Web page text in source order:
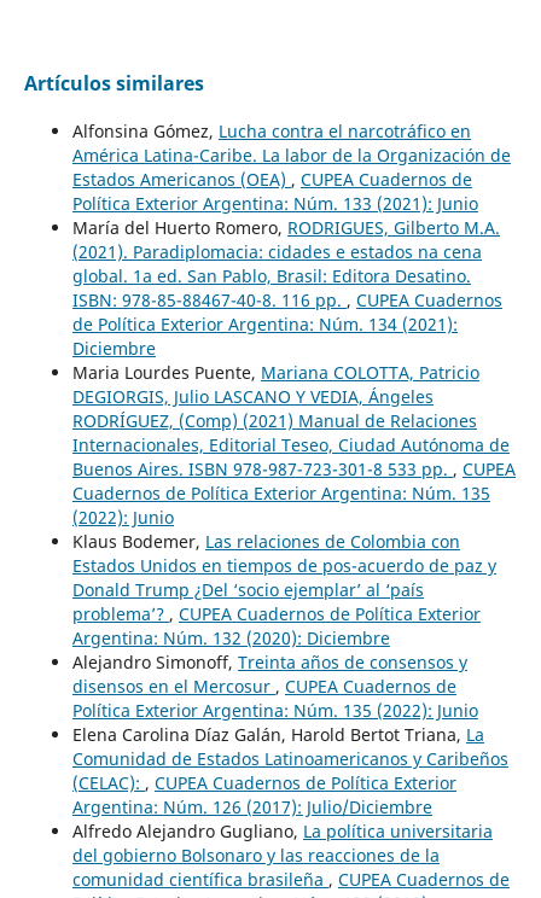
Artículos similares
Alfonsina Gómez, Lucha contra el narcotráfico en
América Latina-Caribe. La labor de la Organización de
Estados Americanos (OEA) , CUPEA Cuadernos de
Política Exterior Argentina: Núm. 133 (2021): Junio
María del Huerto Romero, RODRIGUES, Gilberto M.A.
(2021). Paradiplomacia: cidades e estados na cena
global. 1a ed. San Pablo, Brasil: Editora Desatino.
ISBN: 978-85-88467-40-8. 116 pp. , CUPEA Cuadernos
de Política Exterior Argentina: Núm. 134 (2021):
Diciembre
Maria Lourdes Puente, Mariana COLOTTA, Patricio
DEGIORGIS, Julio LASCANO Y VEDIA, Ángeles
RODRÍGUEZ, (Comp) (2021) Manual de Relaciones
Internacionales, Editorial Teseo, Ciudad Autónoma de
Buenos Aires. ISBN 978-987-723-301-8 533 pp. , CUPEA
Cuadernos de Política Exterior Argentina: Núm. 135
(2022): Junio
Klaus Bodemer, Las relaciones de Colombia con
Estados Unidos en tiempos de pos-acuerdo de paz y
Donald Trump ¿Del ‘socio ejemplar’ al ‘país
problema’? , CUPEA Cuadernos de Política Exterior
Argentina: Núm. 132 (2020): Diciembre
Alejandro Simonoff, Treinta años de consensos y
disensos en el Mercosur , CUPEA Cuadernos de
Política Exterior Argentina: Núm. 135 (2022): Junio
Elena Carolina Díaz Galán, Harold Bertot Triana, La
Comunidad de Estados Latinoamericanos y Caribeños
(CELAC): , CUPEA Cuadernos de Política Exterior
Argentina: Núm. 126 (2017): Julio/Diciembre
Alfredo Alejandro Gugliano, La política universitaria
del gobierno Bolsonaro y las reacciones de la
comunidad científica brasileña , CUPEA Cuadernos de